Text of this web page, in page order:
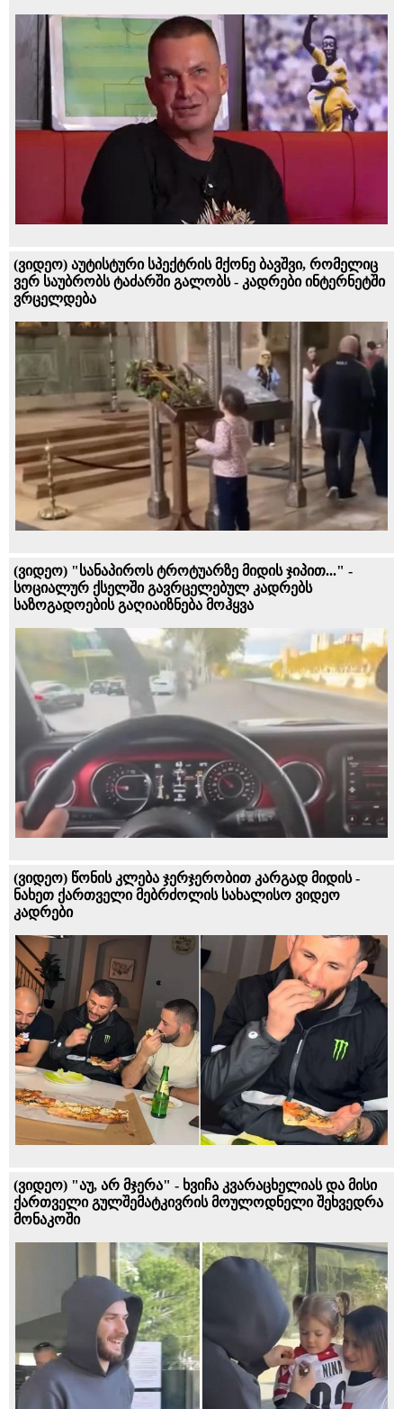
(ვიდეო) აუტისტური სპექტრის მქონე ბავშვი, რომელიც
ვერ საუბრობს ტაძარში გალობს - კადრები ინტერნეტში
ვრცელდება
(ვიდეო) "სანაპიროს ტროტუარზე მიდის ჯიპით..." -
სოციალურ ქსელში გავრცელებულ კადრებს
საზოგადოების გაღიაიზნება მოჰყვა
(ვიდეო) წონის კლება ჯერჯერობით კარგად მიდის -
ნახეთ ქართველი მებრძოლის სახალისო ვიდეო
კადრები
(ვიდეო) "აუ, არ მჯერა" - ხვიჩა კვარაცხელიას და მისი
ქართველი გულშემატკივრის მოულოდნელი შეხვედრა
მონაკოში